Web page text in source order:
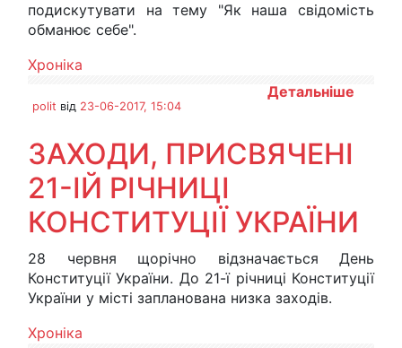
подискутувати на тему "Як наша свідомість
обманює себе".
Хроніка
Детальніше
polit від 23-06-2017, 15:04
ЗАХОДИ, ПРИСВЯЧЕНІ
21-ІЙ РІЧНИЦІ
КОНСТИТУЦІЇ УКРАЇНИ
28 червня щорічно відзначається День
Конституції України. До 21-ї річниці Конституції
України у місті запланована низка заходів.
Хроніка